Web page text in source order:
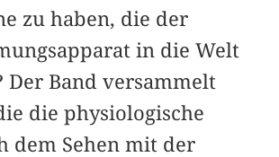
zu haben, die der
in die Welt
Band versammelt
die physiologische
dem Sehen mit der